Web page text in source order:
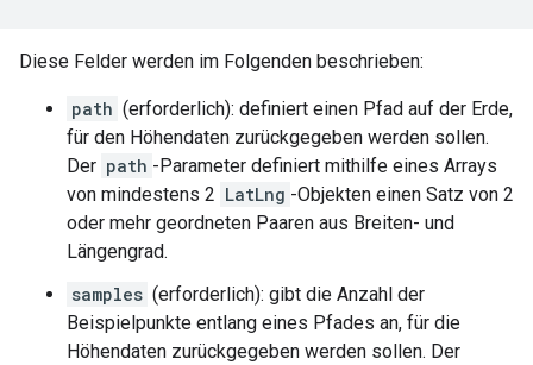
Diese Felder werden im Folgenden beschrieben:
path (erforderlich): definiert einen Pfad auf der Erde,
für den Höhendaten zurückgegeben werden sollen.
Der path -Parameter definiert mithilfe eines Arrays
von mindestens 2 LatLng -Objekten einen Satz von 2
oder mehr geordneten Paaren aus Breiten- und
Längengrad.
samples (erforderlich): gibt die Anzahl der
Beispielpunkte entlang eines Pfades an, für die
Höhendaten zurückgegeben werden sollen. Der